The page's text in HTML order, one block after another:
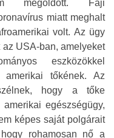
megoldott. Faji
miatt meghalt
volt. Az ügy
USA-ban, amelyeket
eszközökkel
tőkének. Az
hogy a tőke
egészségügy,
képes saját polgárait
rohamosan nő a